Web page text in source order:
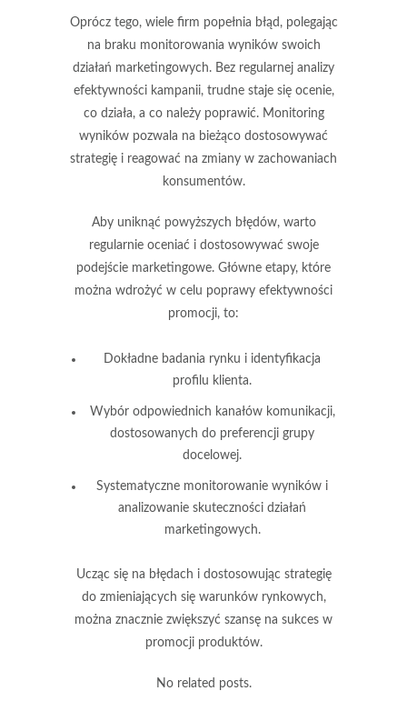
Oprócz tego, wiele firm popełnia błąd, polegając
na braku monitorowania wynikówswoich
działań marketingowych. Bez regularnej analizy
efektywności kampanii, trudne staje się ocenie,
co działa, a co należy poprawić. Monitoring
wyników pozwala na bieżąco dostosowywać
strategię i reagować na zmiany w zachowaniach
konsumentów.
Aby uniknąć powyższych błędów, warto
regularnie oceniać i dostosowywać swoje
podejście marketingowe. Główne etapy, które
można wdrożyć w celu poprawy efektywności
promocji, to:
Dokładne badania rynku i identyfikacja
profilu klienta.
Wybór odpowiednich kanałów komunikacji,
dostosowanych do preferencji grupy
docelowej.
Systematyczne monitorowanie wyników i
analizowanie skuteczności działań
marketingowych.
Ucząc się na błędach i dostosowując strategię
do zmieniających się warunków rynkowych,
można znacznie zwiększyć szansę na sukces w
promocji produktów.
No related posts.